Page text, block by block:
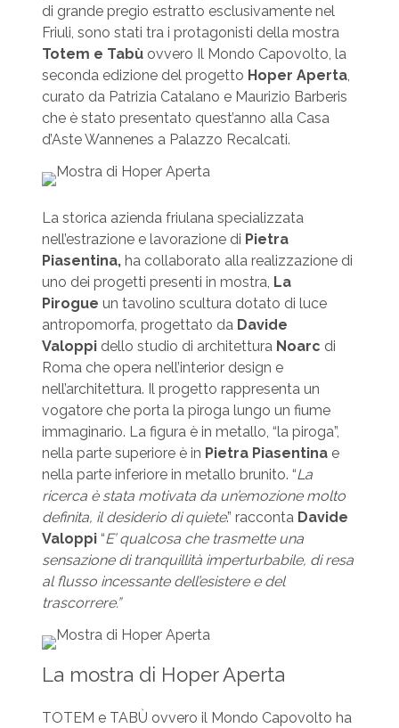
di grande pregio estratto esclusivamente nel
Friuli, sono stati tra i protagonisti della mostra
Totem e Tabùovvero Il Mondo Capovolto, la
seconda edizione del progetto Hoper Aperta,
curato da Patrizia Catalano e Maurizio Barberis
che è stato presentato quest’anno alla Casa
d’Aste Wannenes a Palazzo Recalcati.
La storica azienda friulana specializzata
nell’estrazione e lavorazione di Pietra
Piasentina,ha collaborato alla realizzazione di
uno dei progetti presenti in mostra, La
Pirogue un tavolino scultura dotato di luce
antropomorfa, progettato da Davide
Valoppidello studio di architettura Noarc di
Roma che opera nell’interior design e
nell’architettura. Il progetto rappresenta un
vogatore che porta la piroga lungo un fiume
immaginario. La figura è in metallo, “la piroga”,
nella parte superiore è in Pietra Piasentinae
nella parte inferiore in metallo brunito. “La
ricerca è stata motivata da un’emozione molto
definita, il desiderio di quiete.” racconta Davide
Valoppi“E’ qualcosa che trasmette una
sensazione di tranquillità imperturbabile, di resa
al flusso incessante dell’esistere e del
trascorrere.”
La mostra di Hoper Aperta
TOTEM e TABÙ ovvero il Mondo Capovolto ha